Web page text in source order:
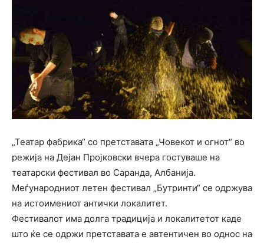
„Театар фабрика“ со претставата „Човекот и огнот“ во
режија на Дејан Пројковски вчера гостуваше на
театарски фестивал во Саранда, Албанија.
Меѓународниот летен фестивал „Бутринти“ се одржува
на истоимениот антички локалитет.
Фестивалот има долга традиција и локалитетот каде
што ќе се одржи претставата е автентичен во однос на